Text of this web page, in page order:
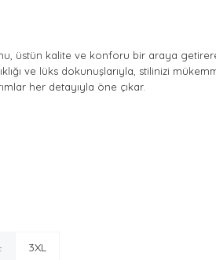
üstün kalite ve konforu bir araya
ve lüks dokunuşlarıyla, stilinizi
her detayıyla öne çıkar.
3XL